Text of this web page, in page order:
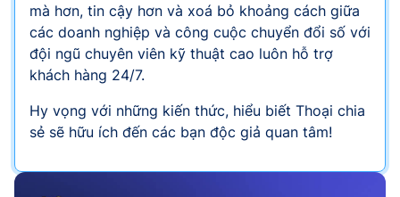
mà hơn, tin cậy hơn và xoá bỏ khoảng cách giữa
các doanh nghiệp và công cuộc chuyển đổi số với
đội ngũ chuyên viên kỹ thuật cao luôn hỗ trợ
khách hàng 24/7.
Hy vọng với những kiến thức, hiểu biết Thoại chia
sẻ sẽ hữu ích đến các bạn độc giả quan tâm!